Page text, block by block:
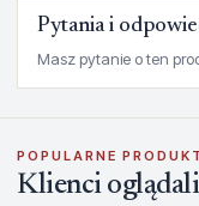
Pytania i
Masz pytanie o ten
POPULARNE
Klienci